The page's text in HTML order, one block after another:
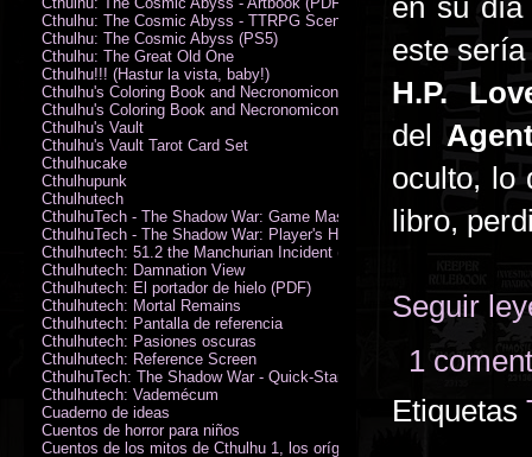
en su
este
H.P.
del
oculto, lo
libro,
Seguir
1
Etiquetas
Cthulhu: The Cosmic Abyss - TTRPG Scenario - Arkham Horror (PDF)
Cthulhu: The Cosmic Abyss (PS5)
Cthulhu: The Great Old One
Cthulhu!!! (Hastur la vista, baby!)
Cthulhu's Coloring Book and Necronomicon of Sunny Day Doings
Cthulhu's Coloring Book and Necronomicon of Sunny Day Doings New
Cthulhu's Vault
Cthulhu's Vault Tarot Card Set
Cthulhucake
Cthulhupunk
Cthulhutech
CthulhuTech - The Shadow War: Game Master's Guide (PDF)
CthulhuTech - The Shadow War: Player's Handbook (PDF)
Cthulhutech: 51.2 the Manchurian Incident (PDF)
Cthulhutech: Damnation View
Cthulhutech: El portador de hielo (PDF)
Cthulhutech: Mortal Remains
Cthulhutech: Pantalla de referencia
Cthulhutech: Pasiones oscuras
Cthulhutech: Reference Screen
CthulhuTech: The Shadow War - Quick-Start Rules (PDF)
Cthulhutech: Vademécum
Cuaderno de ideas
Cuentos de horror para niños
Cuentos de los mitos de Cthulhu 1, los orígenes